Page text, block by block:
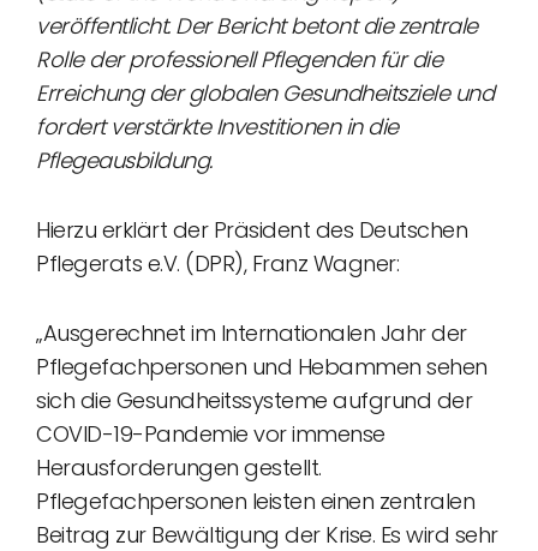
veröffentlicht. Der Bericht betont die zentrale
Rolle der professionell Pflegenden für die
Erreichung der globalen Gesundheitsziele und
fordert verstärkte Investitionen in die
Pflegeausbildung.
Hierzu erklärt der Präsident des Deutschen
Pflegerats e.V. (DPR), Franz Wagner:
„Ausgerechnet im Internationalen Jahr der
Pflegefachpersonen und Hebammen sehen
sich die Gesundheitssysteme aufgrund der
COVID-19-Pandemie vor immense
Herausforderungen gestellt.
Pflegefachpersonen leisten einen zentralen
Beitrag zur Bewältigung der Krise. Es wird sehr